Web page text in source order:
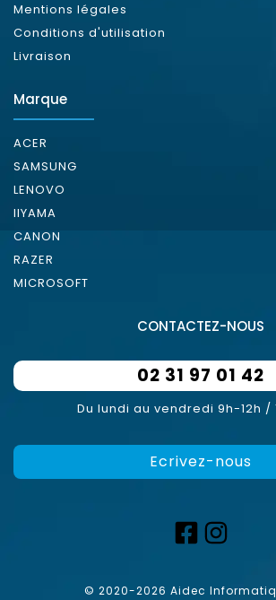
Mentions légales
Conditions d'utilisation
Livraison
Marque
ACER
SAMSUNG
LENOVO
IIYAMA
CANON
RAZER
MICROSOFT
CONTACTEZ-NOUS
02 31 97 01 42
Du lundi au vendredi 9h-12h /
Ecrivez-nous
© 2020-2026 Aidec